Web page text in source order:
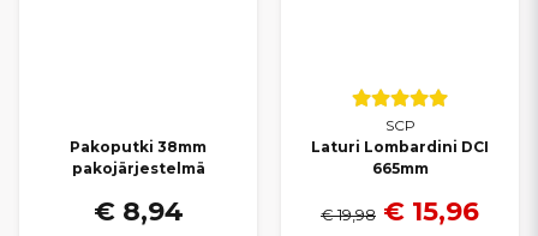
Pakoputki 38mm
pakojärjestelmä
€ 8,94
SCP
Laturi Lombardini DCI
665mm
€ 19,98 € 15,96